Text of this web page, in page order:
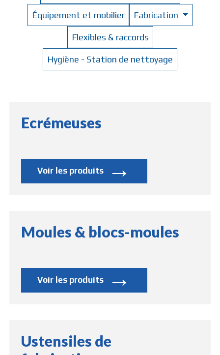
Équipement et mobilier Fabrication
Flexibles & raccords
Hygiène - Station de nettoyage
Ecrémeuses
Voir les produits →
Moules & blocs-moules
Voir les produits →
Ustensiles de